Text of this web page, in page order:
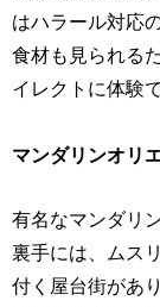
はハラール対応
食材も見られる
イレクトに体験
マンダリンオリ
有名なマンダリ
裏手には、ムス
付く屋台街があ